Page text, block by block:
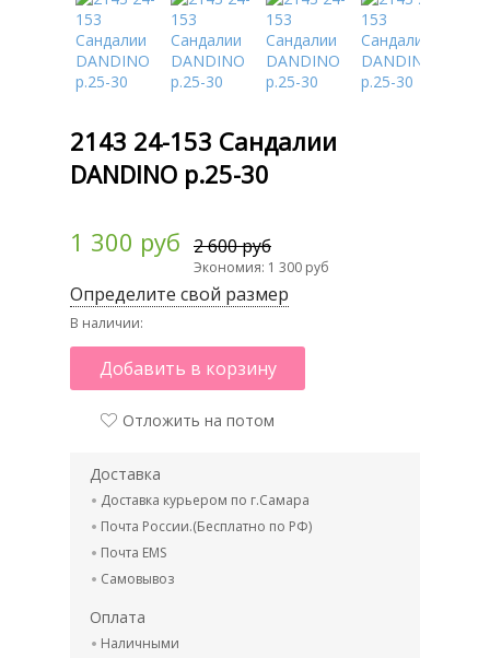
2143 24-153 Сандалии
DANDINO р.25-30
1 300 руб 2 600 руб
Экономия: 1 300 руб
Определите свой размер
В наличии:
Добавить в корзину
Отложить на потом
Доставка
Доставка курьером по г.Самара
Почта России.(Бесплатно по РФ)
Почта EMS
Самовывоз
Оплата
Наличными